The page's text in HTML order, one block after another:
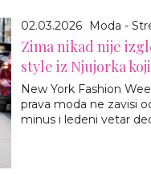
02.03.2026 Moda -
Zima nikad nije
style iz Njujorka
New York Fashion
prava moda ne zavisi
minus i ledeni vetar